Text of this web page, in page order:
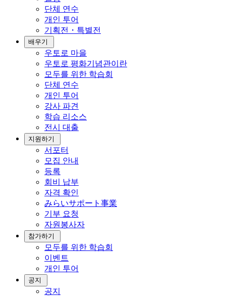
단체 연수
개인 투어
기획전・특별전
배우기
우토로 마을
우토로 평화기념관이란
모두를 위한 학습회
단체 연수
개인 투어
강사 파견
학습 리소스
전시 대출
지원하기
서포터
모집 안내
등록
회비 납부
자격 확인
みらいサポート事業
기부 요청
자원봉사자
참가하기
모두를 위한 학습회
이벤트
개인 투어
공지
공지